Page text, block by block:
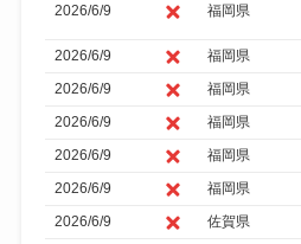
2026/6/9 福岡県
2026/6/9
福岡県
2026/6/9
福岡県
2026/6/9
福岡県
2026/6/9
福岡県
2026/6/9
福岡県
2026/6/9
佐賀県